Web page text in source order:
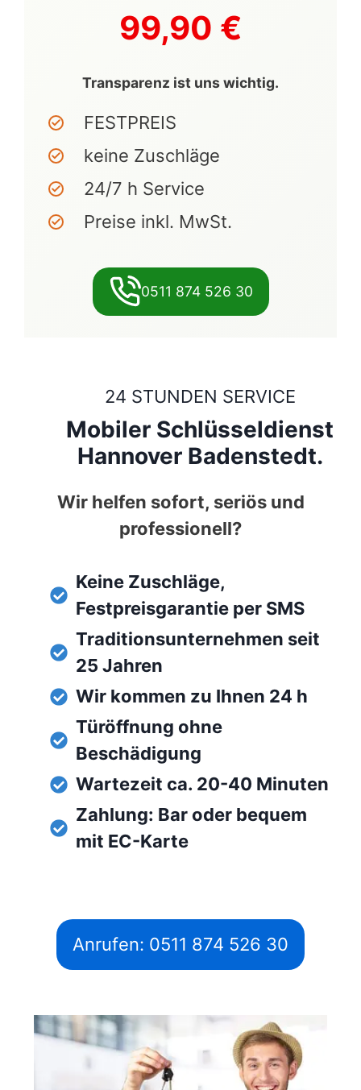
99,90 €
Transparenz ist uns wichtig.
FESTPREIS
keine Zuschläge
24/7 h Service
Preise inkl. MwSt.
0511 874 526 30
24 STUNDEN SERVICE
Mobiler Schlüsseldienst
Hannover Badenstedt.
Wir helfen sofort, seriös und
professionell?
Keine Zuschläge,
Festpreisgarantie per SMS
Traditionsunternehmen seit
25 Jahren
Wir kommen zu Ihnen 24 h
Türöffnung ohne
Beschädigung
Wartezeit ca. 20-40 Minuten
Zahlung: Bar oder bequem
mit EC-Karte
Anrufen: 0511 874 526 30